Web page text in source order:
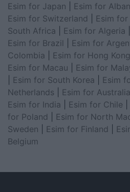
Esim for Japan
Esim for
Esim for Switzerland
Esim for
South Africa
Esim for Algeria
Esim for Brazil
Esim for
Colombia
Esim for Hong Kong
Esim for Macau
Esim for
Esim for South Korea Esim
Netherlands
Esim for Australia
Esim for India
Esim for Chile
for Poland
Esim for North
Sweden
Esim for Finland
Belgium